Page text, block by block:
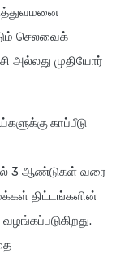
செலவைக்
அல்லது முதியோர்
காப்பீடு
3 ஆண்டுகள் வரை
திட்டங்களின்